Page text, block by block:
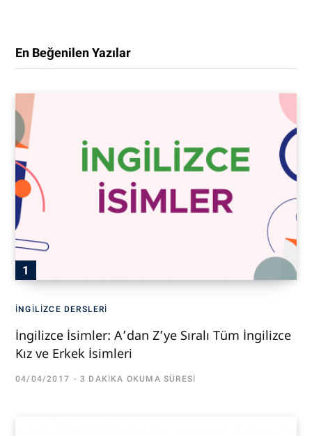
En Beğenilen Yazılar
İNGILIZCE DERSLERI
İngilizce İsimler: A’dan Z’ye Sıralı Tüm İngilizce
Kız ve Erkek İsimleri
04/04/2017 3 DAKIKA OKUMA SÜRESI